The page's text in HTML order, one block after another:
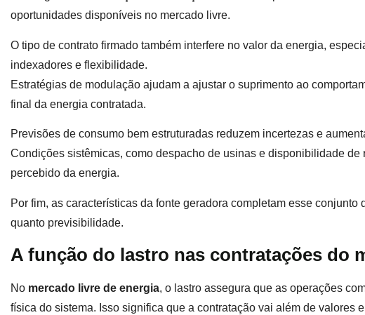
oportunidades disponíveis no mercado livre.
O tipo de contrato firmado também interfere no valor da energia,
indexadores e flexibilidade.
Estratégias de modulação ajudam a ajustar o suprimento ao
final da energia contratada.
Previsões de consumo bem estruturadas reduzem incertezas e
Condições sistêmicas, como despacho de usinas e disponibilidade de
percebido da energia.
Por fim, as características da fonte geradora completam esse
quanto previsibilidade.
A função do lastro nas contratações do
No mercado livre de energia, o lastro assegura que as operações
física do sistema. Isso significa que a contratação vai além de valores